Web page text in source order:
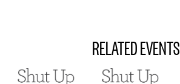
RELATED EVENTS